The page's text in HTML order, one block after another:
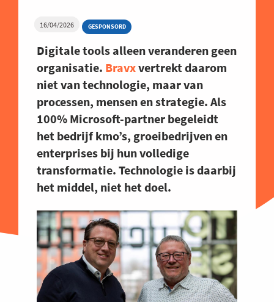
16/04/2026 GESPONSORD
Digitale tools alleen veranderen geen
organisatie. Bravxvertrekt daarom
niet van technologie, maar van
processen, mensen en strategie. Als
100% Microsoft-partner begeleidt
het bedrijf kmo’s, groeibedrijven en
enterprises bij hun volledige
transformatie. Technologie is daarbij
het middel, niet het doel.